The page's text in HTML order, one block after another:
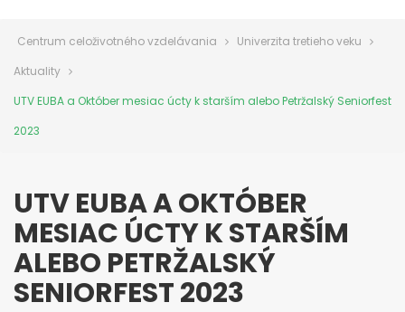
Centrum celoživotného vzdelávania
Univerzita tretieho veku
Aktuality
UTV EUBA a Október mesiac úcty k starším alebo Petržalský Seniorfest
2023
UTV EUBA A OKTÓBER
MESIAC ÚCTY K STARŠÍM
ALEBO PETRŽALSKÝ
SENIORFEST 2023